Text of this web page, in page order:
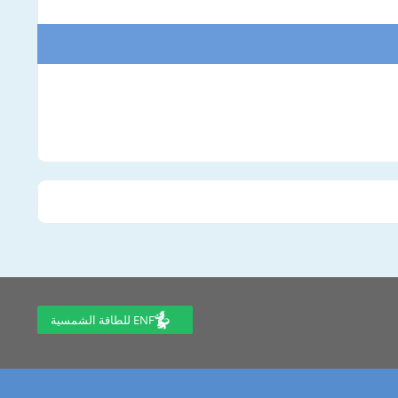
ENF للطاقة الشمسية